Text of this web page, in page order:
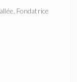
Fondatrice